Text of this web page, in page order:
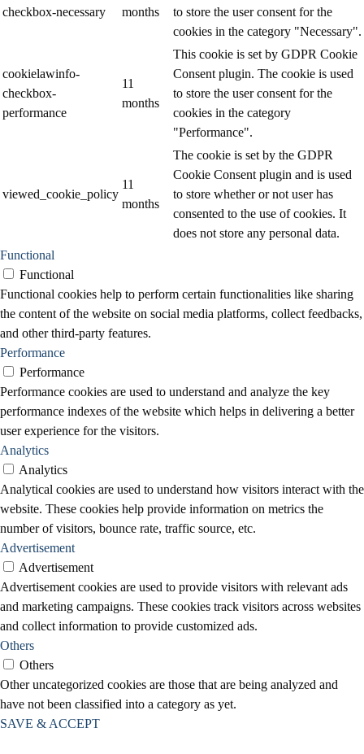
checkbox-necessary
months
to store the user consent for the
cookies in the category "Necessary".
cookielawinfo-
checkbox-
performance
11
months
This cookie is set by GDPR Cookie
Consent plugin. The cookie is used
to store the user consent for the
cookies in the category
"Performance".
viewed_cookie_policy
11
months
The cookie is set by the GDPR
Cookie Consent plugin and is used
to store whether or not user has
consented to the use of cookies. It
does not store any personal data.
Functional
Functional
Functional cookies help to perform certain functionalities like sharing
the content of the website on social media platforms, collect feedbacks,
and other third-party features.
Performance
Performance
Performance cookies are used to understand and analyze the key
performance indexes of the website which helps in delivering a better
user experience for the visitors.
Analytics
Analytics
Analytical cookies are used to understand how visitors interact with the
website. These cookies help provide information on metrics the
number of visitors, bounce rate, traffic source, etc.
Advertisement
Advertisement
Advertisement cookies are used to provide visitors with relevant ads
and marketing campaigns. These cookies track visitors across websites
and collect information to provide customized ads.
Others
Others
Other uncategorized cookies are those that are being analyzed and
have not been classified into a category as yet.
SAVE & ACCEPT